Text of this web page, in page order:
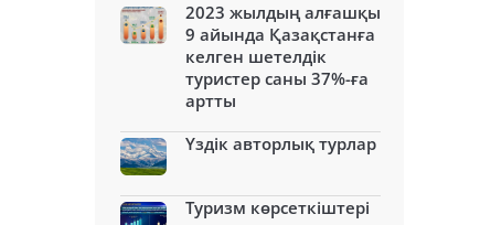
2023 жылдың алғашқы
9 айында Қазақстанға
келген шетелдік
туристер саны 37%-ға
артты
Үздік авторлық турлар
Туризм көрсеткіштері